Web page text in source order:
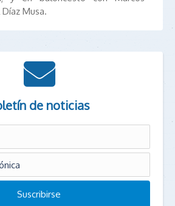
Musa.
de noticias